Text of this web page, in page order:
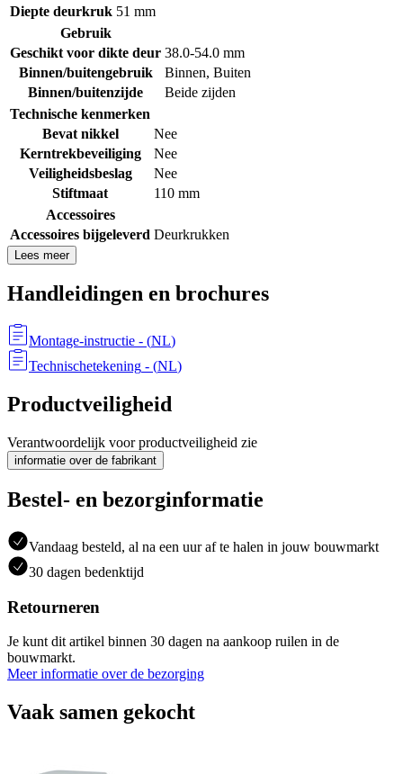
Diepte deurkruk 51 mm
Gebruik
Geschikt voor dikte deur 38.0-54.0 mm
Binnen/buitengebruik
Binnen, Buiten
Binnen/buitenzijde
Beide zijden
Technische kenmerken
Bevat nikkel
Nee
Kerntrekbeveiliging
Nee
Veiligheidsbeslag
Nee
Stiftmaat
110 mm
Accessoires
Accessoires bijgeleverd Deurkrukken
Lees meer
Handleidingen en brochures
Montage-instructie - (NL)
Technischetekening - (NL)
Productveiligheid
Verantwoordelijk voor productveiligheid zie
informatie over de fabrikant
Bestel- en bezorginformatie
Vandaag besteld, al na een uur af te halen in jouw bouwmarkt
30 dagen bedenktijd
Retourneren
Je kunt dit artikel binnen 30 dagen na aankoop ruilen in de
bouwmarkt.
Meer informatie over de bezorging
Vaak samen gekocht